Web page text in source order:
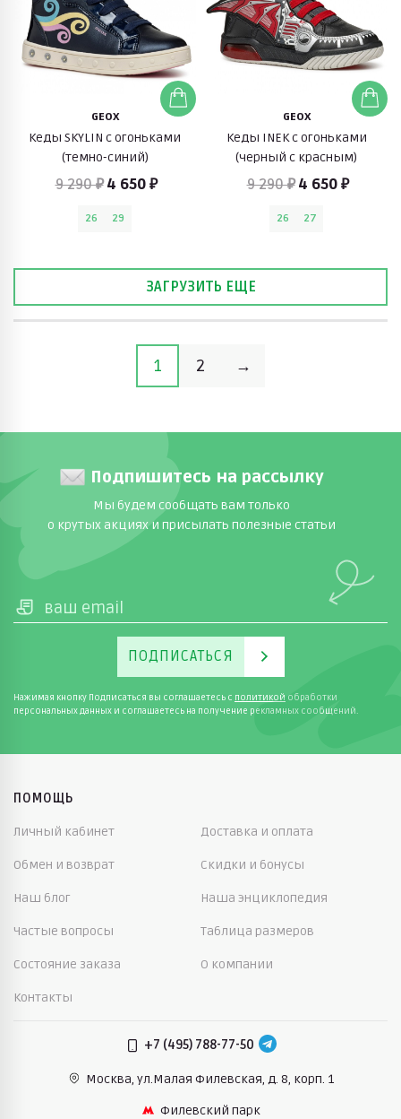
GEOX
Кеды SKYLIN с огоньками
(темно-синий)
9 290 ₽ 4 650 ₽
26 29
GEOX
Кеды INEK с огоньками
(черный с красным)
9 290 ₽ 4 650 ₽
26 27
ЗАГРУЗИТЬ ЕЩЕ
1 2 →
Подпишитесь на рассылку
Мы будем сообщать вам только
о крутых акциях и присылать полезные статьи
ПОДПИСАТЬСЯ
Нажимая кнопку Подписаться вы соглашаетесь с политикой обработки
персональных данных и соглашаетесь на получение рекламных сообщений.
ПОМОЩЬ
Личный кабинет Доставка и оплата
Обмен и возврат Скидки и бонусы
Наш блог Наша энциклопедия
Частые вопросы Таблица размеров
Состояние заказа О компании
Контакты
+7 (495) 788-77-50
Москва, ул.Малая Филевская, д. 8, корп. 1
Филевский парк